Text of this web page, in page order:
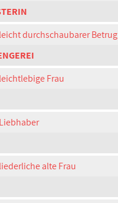
durchschaubarer Betrug
Frau
alte Frau